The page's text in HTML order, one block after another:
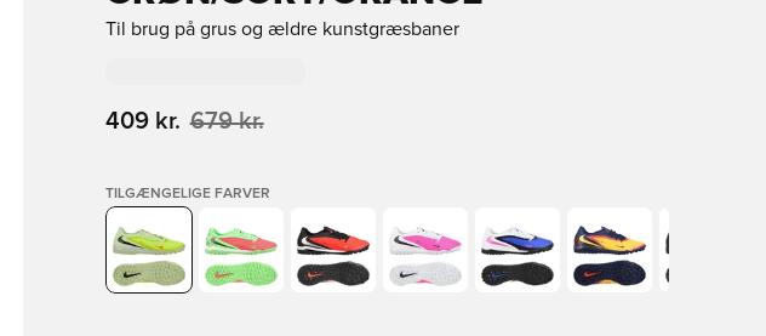
Til brug på grus og ældre kunstgræsbaner
409 kr. 679 kr.
TILGÆNGELIGE FARVER